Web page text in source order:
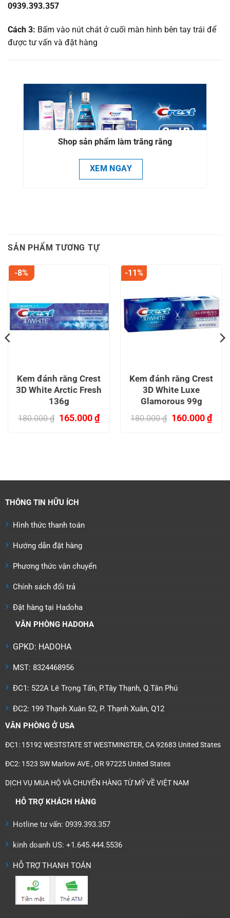
0939.393.357
Cách 3: Bấm vào nút chát ở cuối màn hình bên tay trái để
được tư vấn và đặt hàng
Shop sản phẩm làm trắng răng
XEM NGAY
SẢN PHẨM TƯƠNG TỰ
-8%
Kem đánh răng Crest
3D White Arctic Fresh
136g
180.000₫ Giá
165.000₫Giá
hiện
-11%
Kem đánh răng Crest
3D White Luxe
Glamorous 99g
180.000₫ Giá
160.000₫Giá
hiện
THÔNG TIN HỮU ÍCH
Hình thức thanh toán
Hướng dẫn đặt hàng
Phương thức vận chuyển
Chính sách đổi trả
Đặt hàng tại Hadoha
VĂN PHÒNG HADOHA
GPKD: HADOHA
MST: 8324468956
ĐC1: 522A Lê Trọng Tấn, P.Tây Thạnh, Q.Tân Phú
ĐC2: 199 Thạnh Xuân 52, P. Thạnh Xuân, Q12
VĂN PHÒNG Ở USA
ĐC1: 15192 WESTSTATE ST WESTMINSTER, CA 92683 United States
ĐC2: 1523 SW Marlow AVE , OR 97225 United States
DỊCH VỤ MUA HỘ VÀ CHUYỂN HÀNG TỪ MỸ VỀ VIỆT NAM
HỖ TRỢ KHÁCH HÀNG
Hotline tư vấn: 0939.393.357
kinh doanh US: +1.645.444.5536
HỖ TRỢ THANH TOÁN